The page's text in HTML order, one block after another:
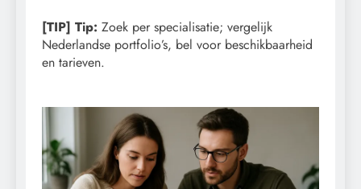
[TIP] Tip: Zoek per specialisatie; vergelijk
Nederlandse portfolio’s, bel voor beschikbaarheid
en tarieven.